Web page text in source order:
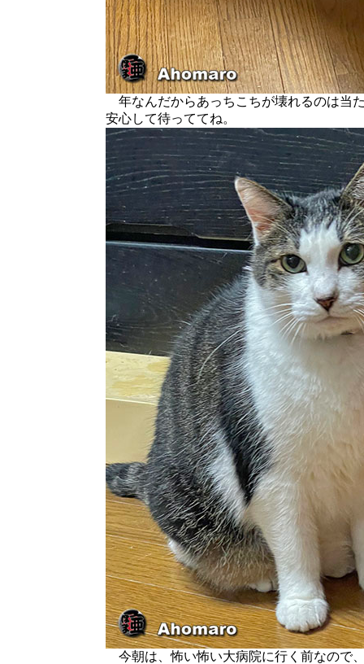
年なんだからあっちこちが壊れるのは当
安心して待っててね。
今朝は、怖い怖い大病院に行く前なので